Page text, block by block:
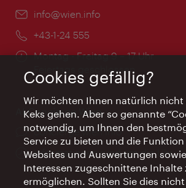
Email:
info@wien.info
Telefon:
+43-1-24 555
Öffnungszeiten:
Montag - Freitag 9 – 17 Uhr
Feiertags geschlossen
AI Concierge Wien
Ort:
concierge.wien.info
Öffnungszeiten:
Informationen rund um die Uhr
Cookies gefällig?
Wir möchten Ihnen natürlich nicht
Keks gehen. Aber so genannte
notwendig, um Ihnen den
Service zu bieten und die
Websites und Auswertungen
Interessen zugeschnittene Inhalte
ermöglichen. Sollten Sie dies